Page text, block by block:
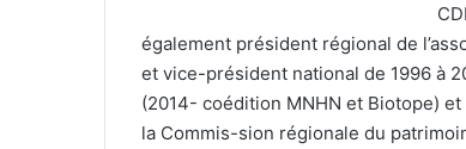
également président régional de
et vice-président national de 1996 à
(2014- coédition MNHN et Biotope)
la Commis-sion régionale du